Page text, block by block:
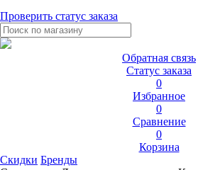
Проверить статус заказа
Обратная связь
Статус заказа
0
Избранное
0
Сравнение
0
Корзина
Скидки Бренды